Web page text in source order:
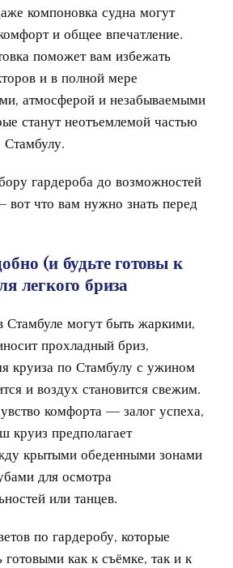
компоновка судна могут
и общее впечатление.
поможет вам избежать
и в полной мере
атмосферой и незабываемыми
станут неотъемлемой частью
гардероба до возможностей
вот что вам нужно знать перед
(и будьте готовы к
легкого бриза
Стамбуле могут быть жаркими,
прохладный бриз,
круиза по Стамбулу с ужином
и воздух становится свежим.
комфорта — залог успеха,
круиз предполагает
крытыми обеденными зонами
для осмотра
или танцев.
по гардеробу, которые
как к съёмке, так и к